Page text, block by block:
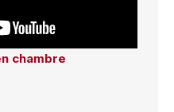
chambre